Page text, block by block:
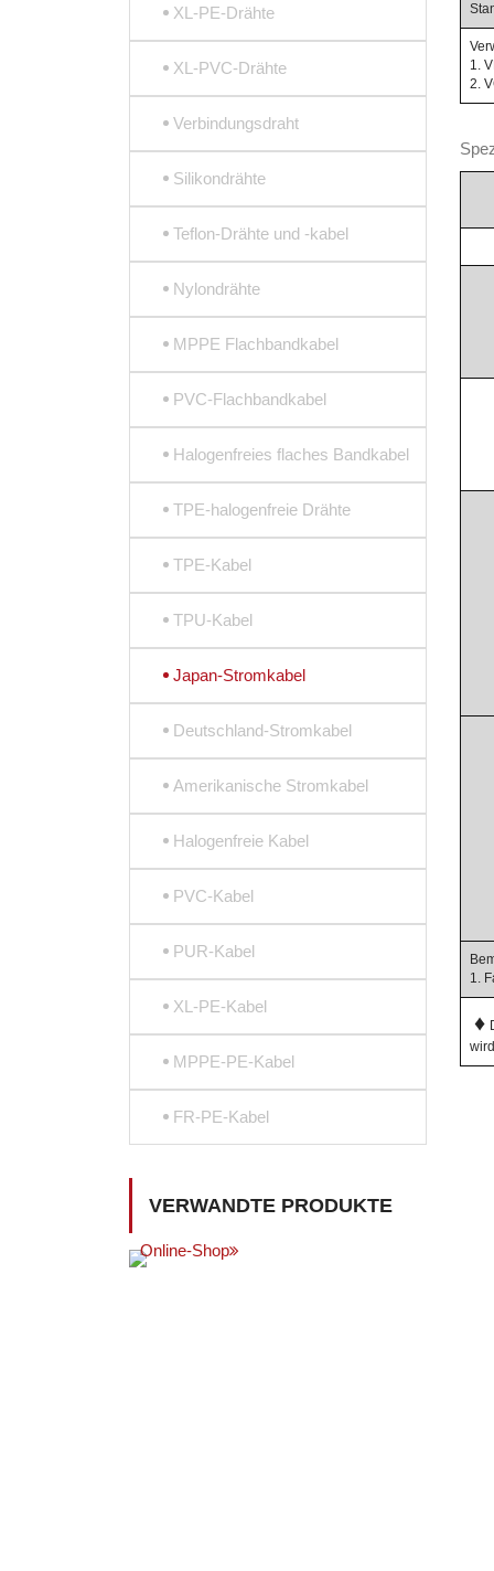
1.
2.
1.
♦
XL-PE-Drähte
XL-PVC-Drähte
Verbindungsdraht
Silikondrähte
Teflon-Drähte und -kabel
Nylondrähte
MPPE Flachbandkabel
PVC-Flachbandkabel
Halogenfreies flaches Bandkabel
TPE-halogenfreie Drähte
TPE-Kabel
TPU-Kabel
Japan-Stromkabel
Deutschland-Stromkabel
Amerikanische Stromkabel
Halogenfreie Kabel
PVC-Kabel
PUR-Kabel
XL-PE-Kabel
MPPE-PE-Kabel
FR-PE-Kabel
VERWANDTE PRODUKTE
Online-Shop